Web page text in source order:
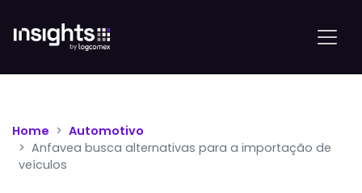
Home
Automotivo
Anfavea busca alternativas para a importação de
veículos